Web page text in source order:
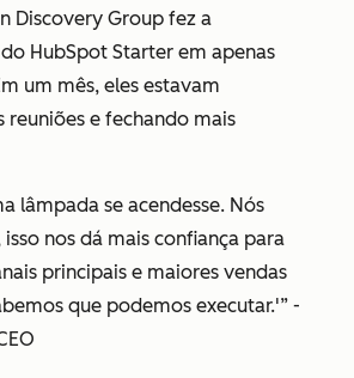
Discovery Group fez a
HubSpot Starter em apenas
um mês, eles estavam
reuniões e fechando mais
lâmpada se acendesse. Nós
isso nos dá mais confiança para
principais e maiores vendas
que podemos executar.'” -